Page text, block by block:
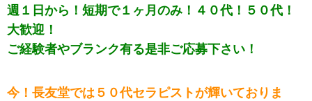
週１日から！短期で１ヶ月のみ！４０代！５０代！
大歓迎！
ご経験者やブランク有る是非ご応募下さい！
今！長友堂では５０代セラピストが輝いておりま